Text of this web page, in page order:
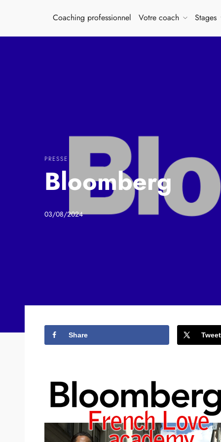
Coaching professionnel Votre coach Stages
PRESSE
Bloomberg
03/08/2024
Share Tweet